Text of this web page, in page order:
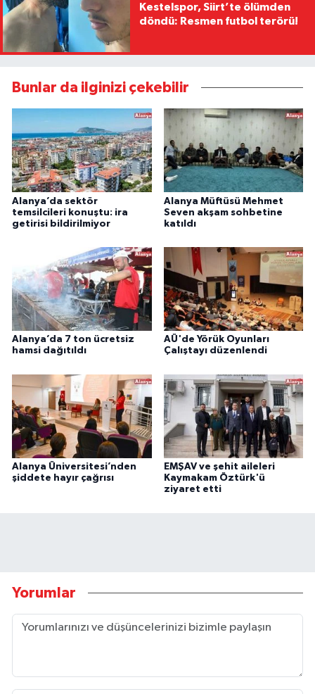
Kestelspor, Siirt’te ölümden
döndü: Resmen futbol terörü!
Bunlar da ilginizi çekebilir
Alanya’da sektör
temsilcileri konuştu: ira
getirisi bildirilmiyor
Alanya Müftüsü Mehmet
Seven akşam sohbetine
katıldı
Alanya’da 7 ton ücretsiz
hamsi dağıtıldı
AÜ'de Yörük Oyunları
Çalıştayı düzenlendi
Alanya Üniversitesi’nden
şiddete hayır çağrısı
EMŞAV ve şehit aileleri
Kaymakam Öztürk'ü
ziyaret etti
Yorumlar